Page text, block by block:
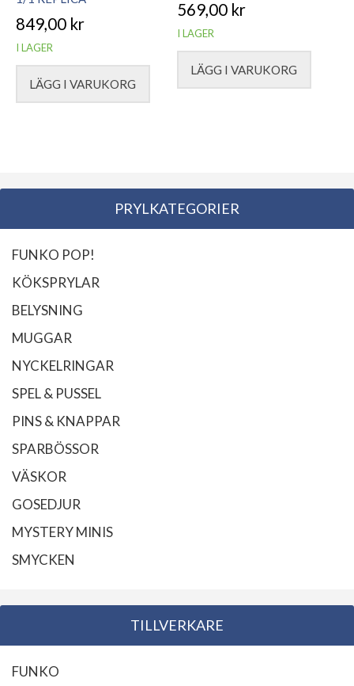
849,00 kr
I LAGER
LÄGG I VARUKORG
569,00 kr
I LAGER
LÄGG I VARUKORG
PRYLKATEGORIER
FUNKO POP!
KÖKSPRYLAR
BELYSNING
MUGGAR
NYCKELRINGAR
SPEL & PUSSEL
PINS & KNAPPAR
SPARBÖSSOR
VÄSKOR
GOSEDJUR
MYSTERY MINIS
SMYCKEN
TILLVERKARE
FUNKO